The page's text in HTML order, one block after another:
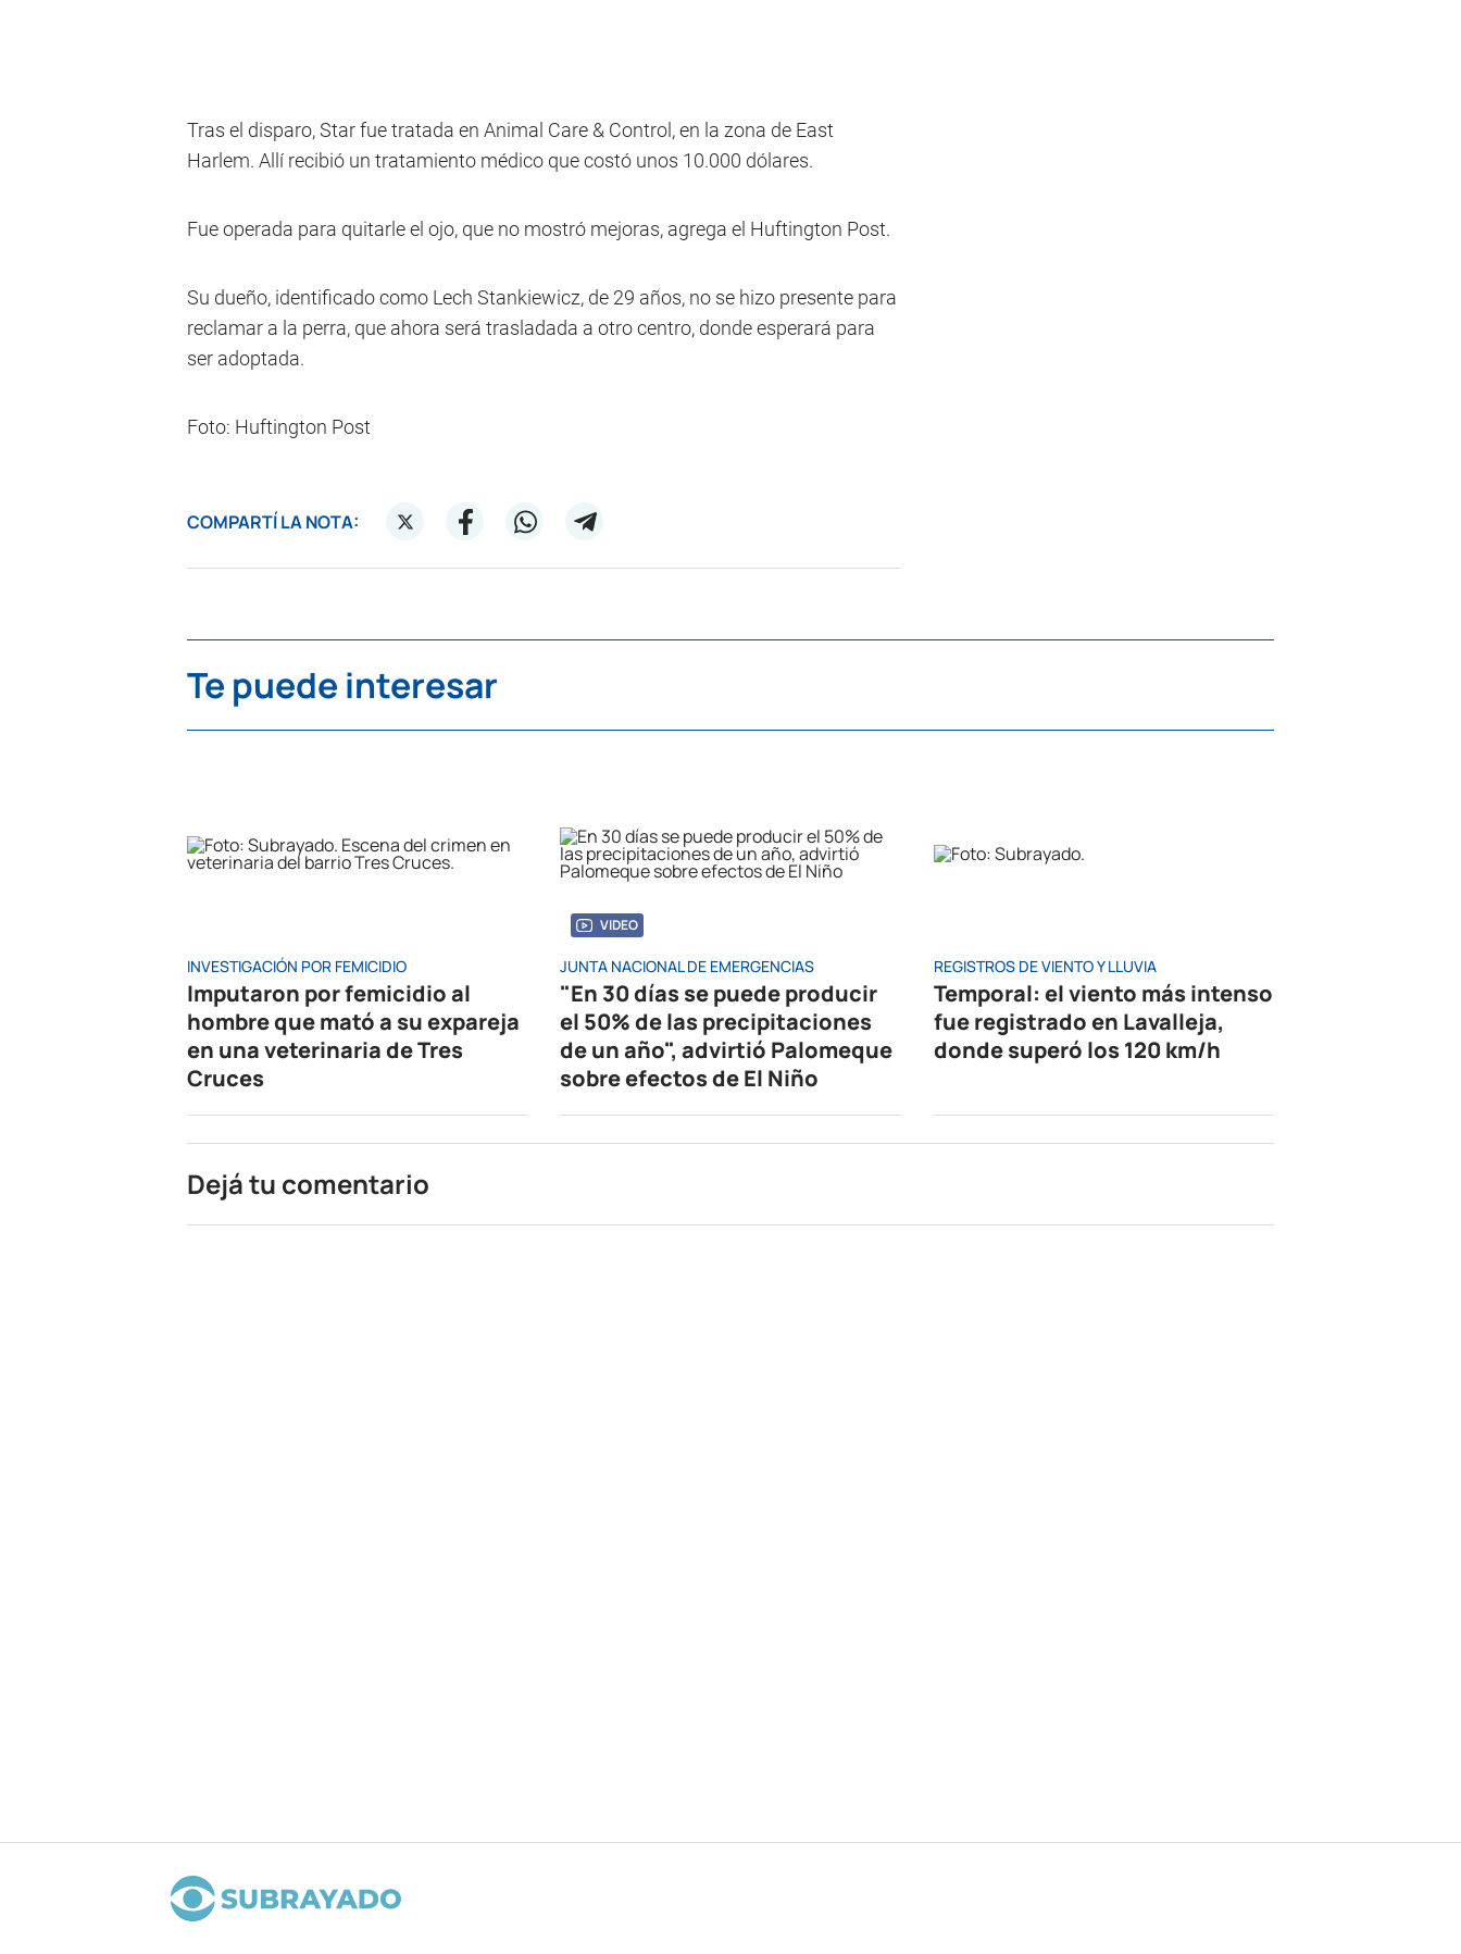
Tras el disparo, Star fue tratada en Animal Care & Control, en la zona de East
Harlem. Allí recibió un tratamiento médico que costó unos 10.000 dólares.
Fue operada para quitarle el ojo, que no mostró mejoras, agrega el Huftington Post.
Su dueño, identificado como Lech Stankiewicz, de 29 años, no se hizo presente para
reclamar a la perra, que ahora será trasladada a otro centro, donde esperará para
ser adoptada.
Foto: Huftington Post
COMPARTÍ LA NOTA:
Te puede interesar
INVESTIGACIÓN POR FEMICIDIO
Imputaron por femicidio al
hombre que mató a su expareja
en una veterinaria de Tres
Cruces
VIDEO
JUNTA NACIONAL DE EMERGENCIAS
"En 30 días se puede producir
el 50% de las precipitaciones
de un año", advirtió Palomeque
sobre efectos de El Niño
REGISTROS DE VIENTO Y LLUVIA
Temporal: el viento más intenso
fue registrado en Lavalleja,
donde superó los 120 km/h
Dejá tu comentario